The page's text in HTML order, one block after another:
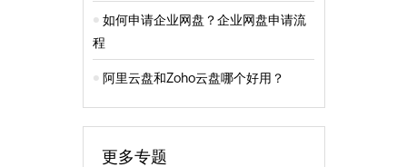
如何申请企业网盘？企业网盘申请流
程
阿里云盘和Zoho云盘哪个好用？
更多专题